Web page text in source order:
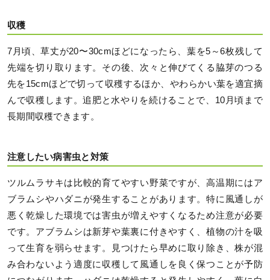
収穫
7月頃、草丈が20〜30cmほどになったら、葉を5～6枚残して
先端を切り取ります。その後、次々と伸びてくる脇芽のつる
先を15cmほどで切って収穫するほか、やわらかい葉を適宜摘
んで収穫します。追肥と水やりを続けることで、10月頃まで
長期間収穫できます。
注意したい病害虫と対策
ツルムラサキは比較的育てやすい野菜ですが、高温期にはア
ブラムシやハダニが発生することがあります。特に風通しが
悪く乾燥した環境では害虫が増えやすくなるため注意が必要
です。アブラムシは新芽や葉裏に付きやすく、植物の汁を吸
って生育を弱らせます。見つけたら早めに取り除き、株が混
み合わないよう適度に収穫して風通しを良く保つことが予防